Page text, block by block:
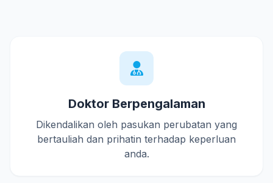
Doktor Berpengalaman
Dikendalikan oleh pasukan perubatan yang
bertauliah dan prihatin terhadap keperluan
anda.